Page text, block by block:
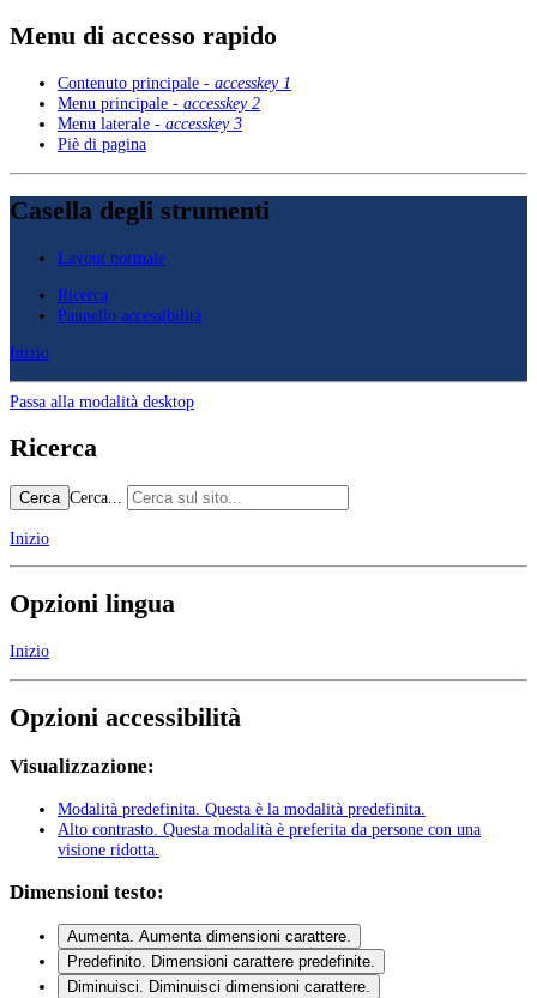
Menu di accesso rapido
Contenuto principale - accesskey 1
Menu principale - accesskey 2
Menu laterale - accesskey 3
Piè di pagina
Casella degli strumenti
Layout normale
Ricerca
Pannello accessibilità
Inizio
Passa alla modalità desktop
Ricerca
Cerca Cerca...
Inizio
Opzioni lingua
Inizio
Opzioni accessibilità
Visualizzazione:
Modalità predefinita . Questa è la modalità predefinita.
Alto contrasto . Questa modalità è preferita da persone con una
visione ridotta.
Dimensioni testo:
Aumenta. Aumenta dimensioni carattere.
Predefinito. Dimensioni carattere predefinite.
Diminuisci. Diminuisci dimensioni carattere.